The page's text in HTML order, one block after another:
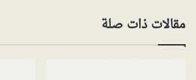
مقالات ذات صلة